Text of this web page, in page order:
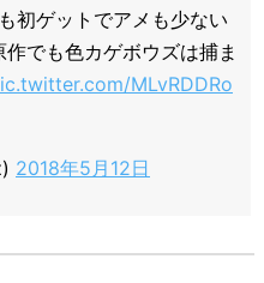
初ゲットでアメも少ない
でも色カゲボウズは捕ま
MLvRDDRo
2018年5月12日